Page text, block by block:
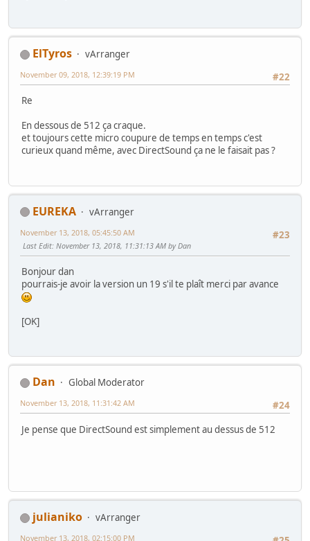
ElTyros
vArranger
#22
November 09, 2018, 12:39:19 PM
Re
En dessous de 512 ça craque.
et toujours cette micro coupure de temps en temps c'est
curieux quand même, avec DirectSound ça ne le faisait pas ?
EUREKA
vArranger
#23
November 13, 2018, 05:45:50 AM
Last Edit: November 13, 2018, 11:31:13 AM by Dan
Bonjour dan
pourrais-je avoir la version un 19 s'il te plaît merci par avance
[OK]
Dan
Global Moderator
#24
November 13, 2018, 11:31:42 AM
Je pense que DirectSound est simplement au dessus de 512
julianiko
vArranger
November 13, 2018, 02:15:00 PM